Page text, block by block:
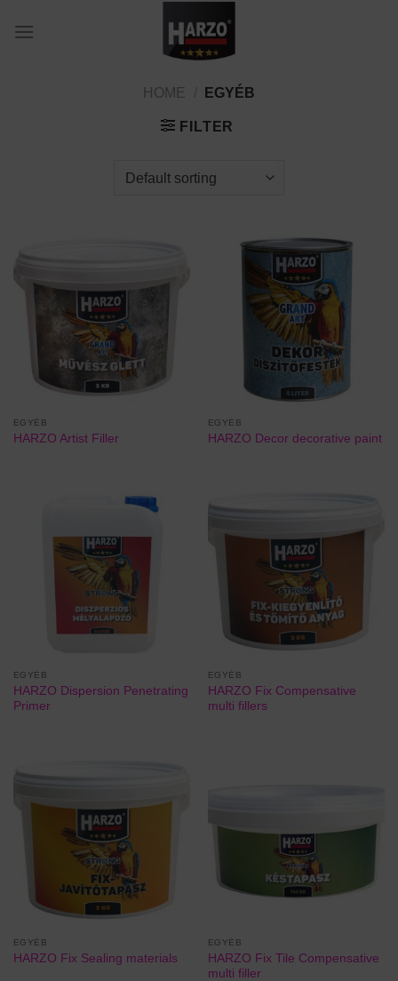
HOME EGYÉB
FILTER
EGYÉB
HARZO Artist Filler
EGYÉB
HARZO Decor decorative paint
EGYÉB
HARZO Dispersion Penetrating
Primer
EGYÉB
HARZO Fix Compensative
multi fillers
EGYÉB
HARZO Fix Sealing materials
EGYÉB
HARZO Fix Tile Compensative
multi filler